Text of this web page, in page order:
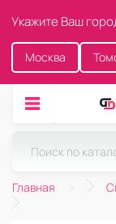
Укажите Ваш
Москва
Главная